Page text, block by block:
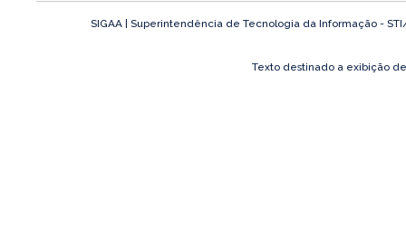
SIGAA | Superintendência de Tecnologia da Informação -
Texto destinado a exibição